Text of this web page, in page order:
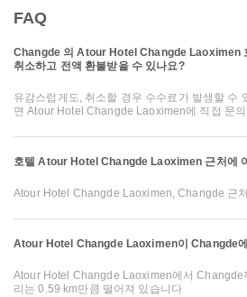
FAQ
Changde 의 Atour Hotel Changde Laoximen
취소하고 전액 환불받을 수 있나요?
유감스럽게도, 취소할 경우 수수료가 발생할 수
면 Atour Hotel Changde Laoximen에 직접 문
호텔 Atour Hotel Changde Laoximen 근처에
Atour Hotel Changde Laoximen, Changde 근
Atour Hotel Changde Laoximen이 Changde
Atour Hotel Changde Laoximen에서 Changde
리는 0.59 km만큼 떨어져 있습니다